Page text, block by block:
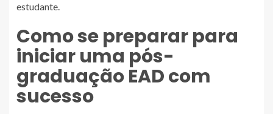
estudante.
Como se preparar para
iniciar uma pós-
graduação EAD com
sucesso